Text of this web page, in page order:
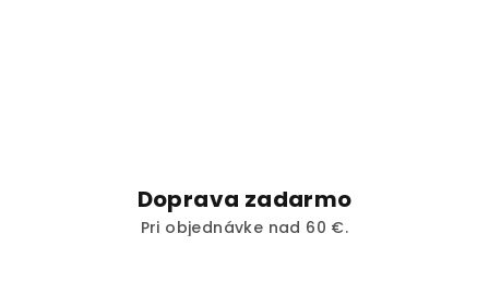
Doprava zadarmo
Pri objednávke nad 60 €.